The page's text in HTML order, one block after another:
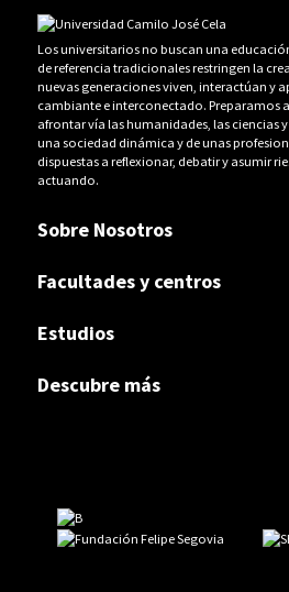
Los universitarios no buscan una
de referencia tradicionales restringen la
nuevas generaciones viven, interactúan y
cambiante e interconectado. Preparamos
afrontar vía las humanidades, las ciencias
una sociedad dinámica y de unas
dispuestas a reflexionar, debatir y asumir
actuando.
Sobre Nosotros
Facultades y centros
Estudios
Descubre más